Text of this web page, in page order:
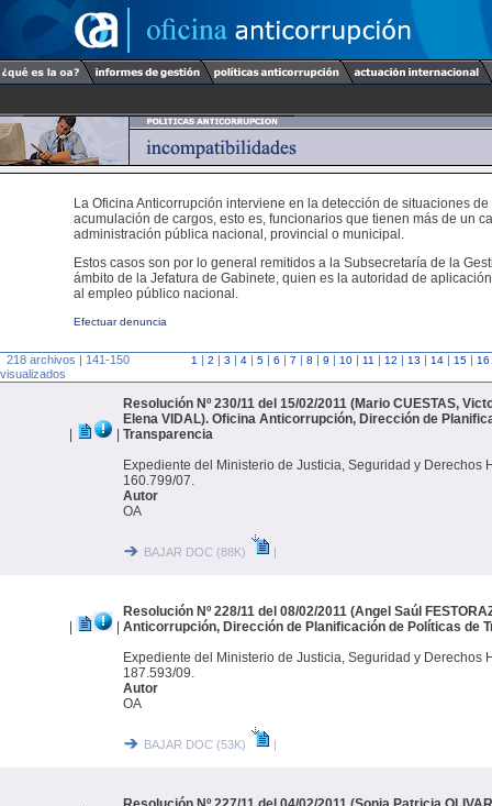
La Oficina Anticorrupción interviene en la detección de situaciones
acumulación de cargos, esto es, funcionarios que tienen más de un
administración pública nacional, provincial o municipal.
Estos casos son por lo general remitidos a la Subsecretaría de la
ámbito de la Jefatura de Gabinete, quien es la autoridad de
al empleo público nacional.
Efectuar denuncia
218 archivos | 141-150
visualizados
1 | 2 | 3 | 4 | 5 | 6 | 7 | 8 | 9 | 10 | 11 | 12 | 13 | 14 | 15 | 16
Resolución Nº 230/11 del 15/02/2011 (Mario CUESTAS,
Elena VIDAL). Oficina Anticorrupción, Dirección de
Transparencia
Expediente del Ministerio de Justicia, Seguridad y Derechos
160.799/07.
Autor
OA
BAJAR DOC (88K) |
Resolución Nº 228/11 del 08/02/2011 (Angel Saúl
Anticorrupción, Dirección de Planificación de Políticas de
Expediente del Ministerio de Justicia, Seguridad y Derechos
187.593/09.
Autor
OA
BAJAR DOC (53K) |